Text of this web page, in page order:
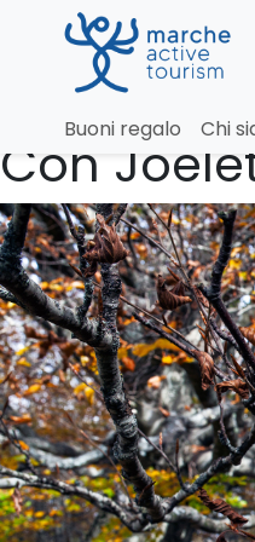
Buoni regalo Chi
Canfaito
Con